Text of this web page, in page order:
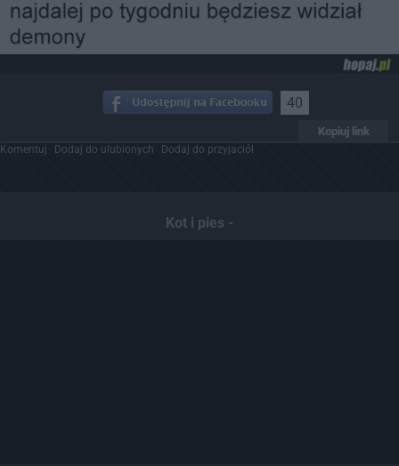
40
Kopiuj link
Komentuj Dodaj do ulubionych Dodaj do przyjaciół
Kot i pies -